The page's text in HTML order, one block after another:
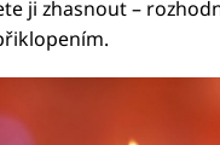
ji zhasnout –